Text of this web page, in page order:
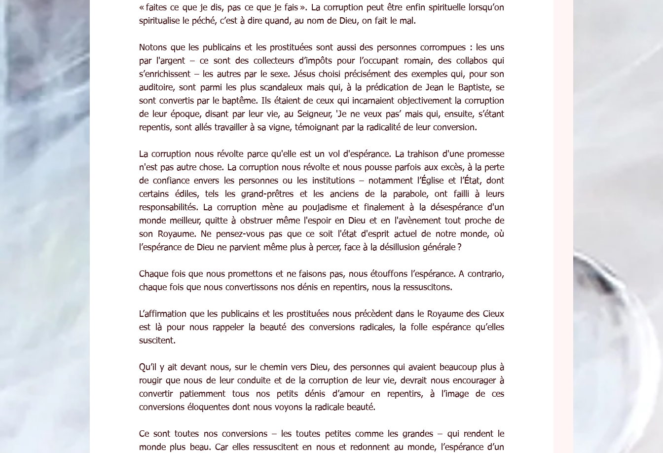
« faites ce que je dis, pas ce que je fais ». La corruption peut être enfin spirituelle lorsqu’on
spiritualise le péché, c’est à dire quand, au nom de Dieu, on fait le mal.
Notons que les publicains et les prostituées sont aussi des personnes corrompues : les uns
par l'argent – ce sont des collecteurs d’impôts pour l’occupant romain, des collabos qui
s’enrichissent – les autres par le sexe. Jésus choisi précisément des exemples qui, pour son
auditoire, sont parmi les plus scandaleux mais qui, à la prédication de Jean le Baptiste, se
sont convertis par le baptême. Ils étaient de ceux qui incarnaient objectivement la corruption
de leur époque, disant par leur vie, au Seigneur, 'Je ne veux pas’ mais qui, ensuite, s’étant
repentis, sont allés travailler à sa vigne, témoignant par la radicalité de leur conversion.
La corruption nous révolte parce qu'elle est un vol d'espérance. La trahison d'une promesse
n'est pas autre chose. La corruption nous révolte et nous pousse parfois aux excès, à la perte
de confiance envers les personnes ou les institutions – notamment l’Église et l’État, dont
certains édiles, tels les grand-prêtres et les anciens de la parabole, ont failli à leurs
responsabilités. La corruption mène au poujadisme et finalement à la désespérance d'un
monde meilleur, quitte à obstruer même l'espoir en Dieu et en l'avènement tout proche de
son Royaume. Ne pensez-vous pas que ce soit l'état d'esprit actuel de notre monde, où
l’espérance de Dieu ne parvient même plus à percer, face à la désillusion générale ?
Chaque fois que nous promettons et ne faisons pas, nous étouffons l’espérance. A contrario,
chaque fois que nous convertissons nos dénis en repentirs, nous la ressuscitons.
L’affirmation que les publicains et les prostituées nous précèdent dans le Royaume des Cieux
est là pour nous rappeler la beauté des conversions radicales, la folle espérance qu’elles
suscitent.
Qu’il y ait devant nous, sur le chemin vers Dieu, des personnes qui avaient beaucoup plus à
rougir que nous de leur conduite et de la corruption de leur vie, devrait nous encourager à
convertir patiemment tous nos petits dénis d’amour en repentirs, à l’image de ces
conversions éloquentes dont nous voyons la radicale beauté.
Ce sont toutes nos conversions – les toutes petites comme les grandes – qui rendent le
monde plus beau. Car elles ressuscitent en nous et redonnent au monde, l’espérance d’un